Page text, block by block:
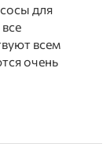
для
всем
очень